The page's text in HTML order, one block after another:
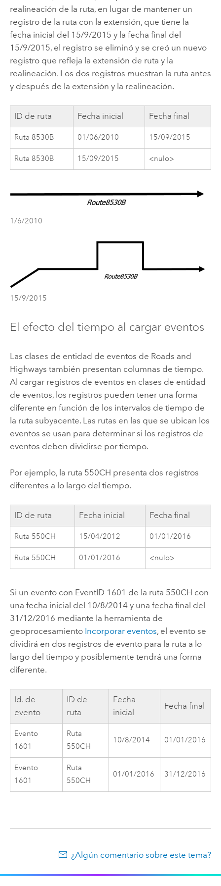
realineación de la ruta, en lugar de mantener un
registro de la ruta con la extensión, que tiene la
fecha inicial del 15/9/2015 y la fecha final del
15/9/2015, el registro se eliminó y se creó un nuevo
registro que refleja la extensión de ruta y la
realineación. Los dos registros muestran la ruta antes
y después de la extensión y la realineación.
ID de ruta Fecha inicial Fecha final
Ruta 8530B 01/06/2010 15/09/2015
Ruta 8530B 15/09/2015 <nulo>
1/6/2010
15/9/2015
El efecto del tiempo al cargar eventos
Las clases de entidad de eventos de Roads and
Highways también presentan columnas de tiempo.
Al cargar registros de eventos en clases de entidad
de eventos, los registros pueden tener una forma
diferente en función de los intervalos de tiempo de
la ruta subyacente. Las rutas en las que se ubican los
eventos se usan para determinar si los registros de
eventos deben dividirse por tiempo.
Por ejemplo, la ruta 550CH presenta dos registros
diferentes a lo largo del tiempo.
ID de ruta Fecha inicial Fecha final
Ruta 550CH 15/04/2012 01/01/2016
Ruta 550CH 01/01/2016 <nulo>
Si un evento con EventID 1601 de la ruta 550CH con
una fecha inicial del 10/8/2014 y una fecha final del
31/12/2016 mediante la herramienta de
geoprocesamiento Incorporar eventos, el evento se
dividirá en dos registros de evento para la ruta a lo
largo del tiempo y posiblemente tendrá una forma
diferente.
Id. de
evento
ID de
ruta
Fecha
inicial
Fecha final
Evento
1601
Ruta
550CH
10/8/2014 01/01/2016
Evento
1601
Ruta
550CH
01/01/2016 31/12/2016
¿Algún comentario sobre este tema?